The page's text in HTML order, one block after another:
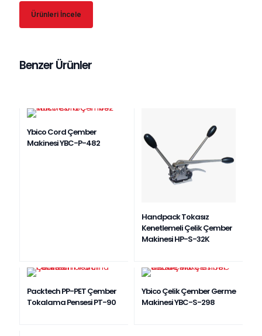
Ürünleri İncele
Benzer Ürünler
Ybico Cord Çember
Makinesi YBC-P-482
Handpack Tokasız
Kenetlemeli Çelik Çember
Makinesi HP-S-32K
Packtech PP-PET Çember
Tokalama Pensesi PT-90
Ybico Çelik Çember Germe
Makinesi YBC-S-298